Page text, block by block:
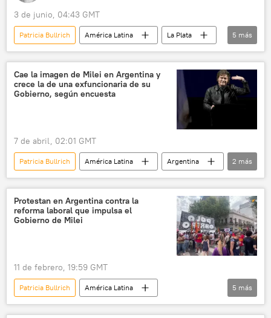
3 de junio, 04:43 GMT
Patricia Bullrich América Latina
La Plata
Argentina
Javier Milei
Casa Rosada
La Libertad Avanza
💬 Opinión y Análisis
5 más
Cae la imagen de Milei en Argentina y
crece la de una exfuncionaria de su
Gobierno, según encuesta
7 de abril, 02:01 GMT
Patricia Bullrich América Latina
Argentina
Javier Milei
Axel Kicillof
2 más
Protestan en Argentina contra la
reforma laboral que impulsa el
Gobierno de Milei
11 de febrero, 19:59 GMT
Patricia Bullrich
América Latina
Javier Milei
Argentina
política
5 más